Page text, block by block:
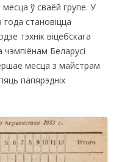
ў сваёй групе. У
года становіцца
тэхнік віцебскага
Беларусі
месца з майстрам
папярэдніх